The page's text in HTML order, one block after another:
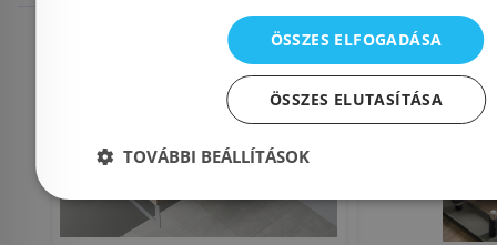
-5% Raktáron
ÖSSZES ELFOGADÁSA
ÖSSZES ELUTASÍTÁSA
TOVÁBBI BEÁLLÍTÁSOK